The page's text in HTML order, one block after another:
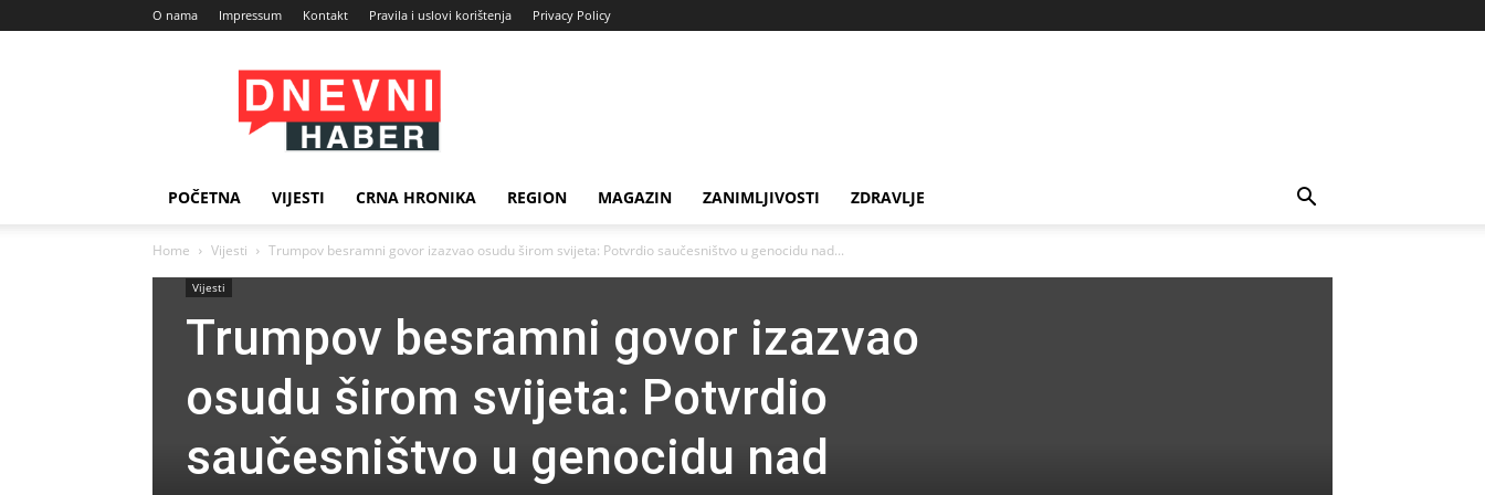
O nama Impressum Kontakt Pravila i uslovi korištenja Privacy Policy
Dnevni
Haber
POČETNA VIJESTI CRNA HRONIKA REGION MAGAZIN ZANIMLJIVOSTI ZDRAVLJE
Home Vijesti Trumpov besramni govor izazvao osudu širom svijeta: Potvrdio saučesništvo u genocidu nad...
Vijesti
Trumpov besramni govor izazvao
osudu širom svijeta: Potvrdio
saučesništvo u genocidu nad